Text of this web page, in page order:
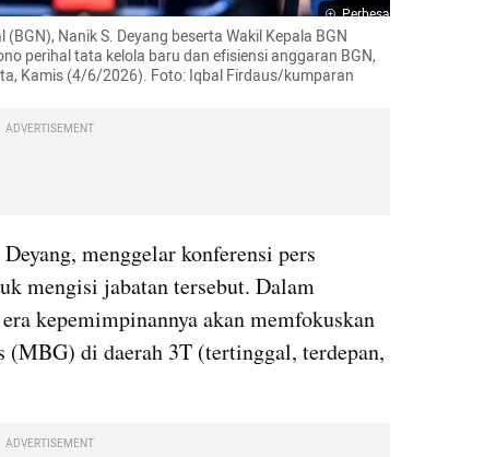
Perbesar
Nanik S. Deyang beserta Wakil Kepala BGN
perihal tata kelola baru dan efisiensi anggaran BGN,
Kamis (4/6/2026). Foto: Iqbal Firdaus/kumparan
ADVERTISEMENT
menggelar konferensi pers
mengisi jabatan tersebut. Dalam
kepemimpinannya akan memfokuskan
(MBG) di daerah 3T (tertinggal, terdepan,
ADVERTISEMENT